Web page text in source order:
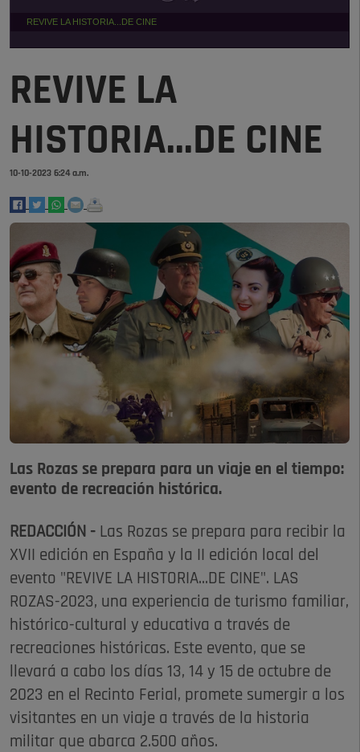
REVIVE LA HISTORIA...DE CINE
REVIVE LA
HISTORIA...DE CINE
10-10-2023 6:24 a.m.
Las Rozas se prepara para un viaje en el tiempo:
evento de recreación histórica.
REDACCIÓN - Las Rozas se prepara para recibir la
XVII edición en España y la II edición local del
evento "REVIVE LA HISTORIA...DE CINE". LAS
ROZAS-2023, una experiencia de turismo familiar,
histórico-cultural y educativa a través de
recreaciones históricas. Este evento, que se
llevará a cabo los días 13, 14 y 15 de octubre de
2023 en el Recinto Ferial, promete sumergir a los
visitantes en un viaje a través de la historia
militar que abarca 2.500 años.